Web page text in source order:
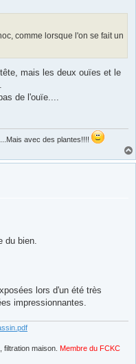
comme lorsque l'on se fait un
mais les deux ouïes et le
de l'ouïe....
avec des plantes!!!!
du bien.
lors d'un été très
impressionnantes.
filtration maison. Membre du FCKC